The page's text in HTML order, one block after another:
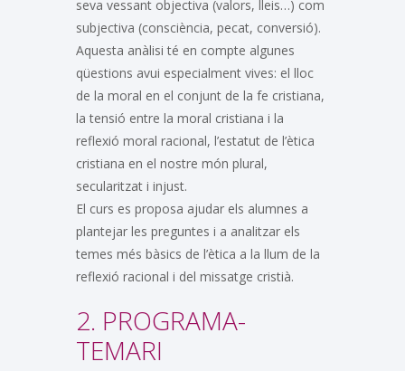
seva vessant objectiva (valors, lleis…) com
subjectiva (consciència, pecat, conversió).
Aquesta anàlisi té en compte algunes
qüestions avui especialment vives: el lloc
de la moral en el conjunt de la fe cristiana,
la tensió entre la moral cristiana i la
reflexió moral racional, l’estatut de l’ètica
cristiana en el nostre món plural,
secularitzat i injust.
El curs es proposa ajudar els alumnes a
plantejar les preguntes i a analitzar els
temes més bàsics de l’ètica a la llum de la
reflexió racional i del missatge cristià.
2. PROGRAMA-
TEMARI